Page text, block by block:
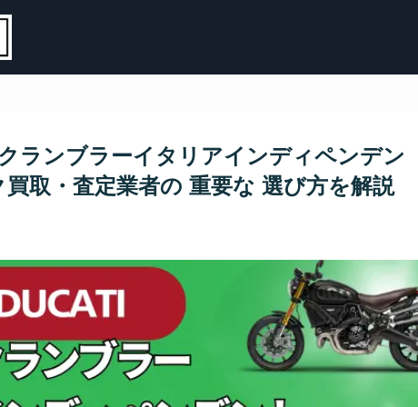
ランブラーイタリアインディペンデン
取・査定業者の 重要な 選び方を解説